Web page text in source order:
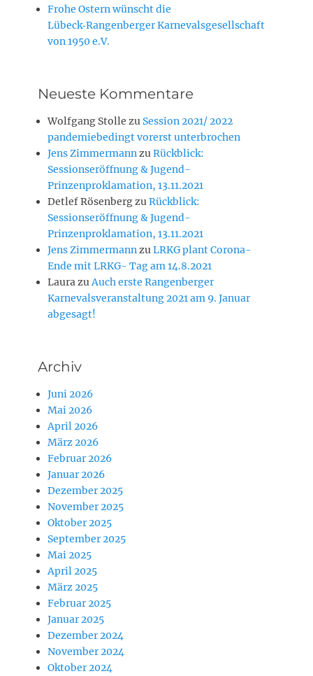
Frohe Ostern wünscht die
Lübeck‑Rangenberger Karnevalsgesellschaft
von 1950 e.V.
Neueste Kommentare
Wolfgang Stolle zu Session 2021/ 2022
pandemiebedingt vorerst unterbrochen
Jens Zimmermann zu Rückblick:
Sessionseröffnung & Jugend-
Prinzenproklamation, 13.11.2021
Detlef Rösenberg zu Rückblick:
Sessionseröffnung & Jugend-
Prinzenproklamation, 13.11.2021
Jens Zimmermann zu LRKG plant Corona-
Ende mit LRKG- Tag am 14.8.2021
Laura zu Auch erste Rangenberger
Karnevalsveranstaltung 2021 am 9. Januar
abgesagt!
Archiv
Juni 2026
Mai 2026
April 2026
März 2026
Februar 2026
Januar 2026
Dezember 2025
November 2025
Oktober 2025
September 2025
Mai 2025
April 2025
März 2025
Februar 2025
Januar 2025
Dezember 2024
November 2024
Oktober 2024